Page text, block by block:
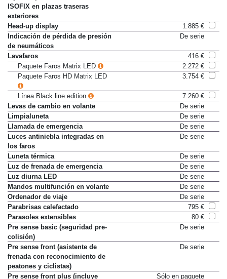
Fijación para asientos infantiles
ISOFIX en plazas traseras
exteriores
Head-up display
1.885 €
Indicación de pérdida de presión
de neumáticos
Lavafaros
416 €
Paquete Faros Matrix LED
2.272 €
Paquete Faros HD Matrix LED
Línea Black line edition
7.260 €
Levas de cambio en volante
De serie
Limpialuneta
De serie
Llamada de emergencia
De serie
Luces antiniebla integradas en
los faros
Luneta térmica
De serie
Luz de frenada de emergencia
De serie
Luz diurna LED
De serie
Mandos multifunción en volante
De serie
Ordenador de viaje
De serie
Parabrisas calefactado
795 €
Parasoles extensibles
80 €
Pre sense basic (seguridad pre-
colisión)
Pre sense front (asistente de
frenada con reconocimiento de
peatones y ciclistas)